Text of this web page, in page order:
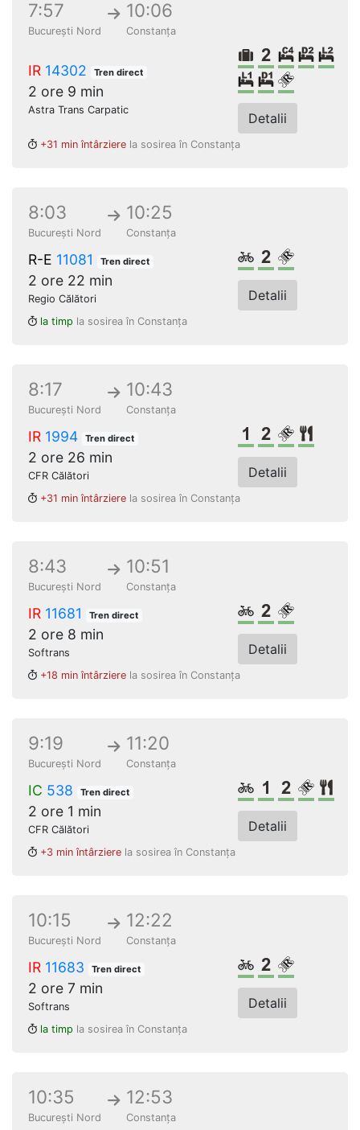
7:57
București Nord
10:06
Constanța
IR 14302 Tren direct
2 ore 9 min
Astra Trans Carpatic
Bagaje
Clasa a 2-a
Cușetă
Dormit lux
Dormit
Loc
Detalii
+31 min întârziere la sosirea în Constanța
8:03
București Nord
10:25
Constanța
R-E 11081 Tren direct
2 ore 22 min
Regio Călători
Biciclete
Clasa a 2-a
Loc
Detalii
la timp la sosirea în Constanța
8:17
București Nord
10:43
Constanța
IR 1994 Tren direct
2 ore 26 min
CFR Călători
Clasa 1
Clasa a 2-a
Loc
Detalii
+31 min întârziere la sosirea în Constanța
8:43
București Nord
10:51
Constanța
IR 11681 Tren direct
2 ore 8 min
Softrans
Biciclete
Clasa a 2-a
Loc
Detalii
+18 min întârziere la sosirea în Constanța
9:19
București Nord
11:20
Constanța
IC 538 Tren direct
2 ore 1 min
CFR Călători
Biciclete
Clasa 1
Clasa a
Loc
Detalii
+3 min întârziere la sosirea în Constanța
10:15
București Nord
12:22
Constanța
IR 11683 Tren direct
2 ore 7 min
Softrans
Biciclete
Clasa a 2-a
Loc
Detalii
la timp la sosirea în Constanța
10:35
București Nord
12:53
Constanța